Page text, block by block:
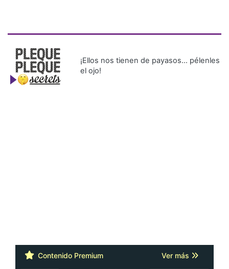
¡Ellos nos tienen de payasos… pélenles
el ojo!
Contenido Premium Ver más